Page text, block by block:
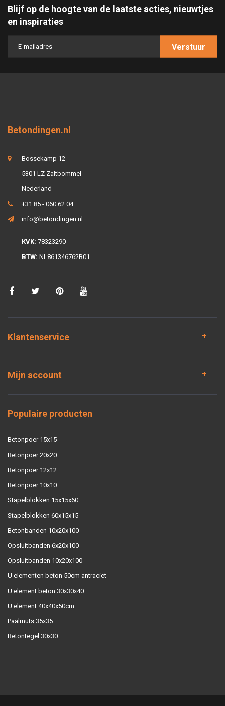
Blijf op de hoogte van de laatste acties, nieuwtjes
en inspiraties
Verstuur
Betondingen.nl
Bossekamp 12
5301 LZ Zaltbommel
Nederland
+31 85 - 060 62 04
info@betondingen.nl
KVK: 78323290
BTW: NL861346762B01
Klantenservice
Mijn account
Populaire producten
Betonpoer 15x15
Betonpoer 20x20
Betonpoer 12x12
Betonpoer 10x10
Stapelblokken 15x15x60
Stapelblokken 60x15x15
Betonbanden 10x20x100
Opsluitbanden 6x20x100
Opsluitbanden 10x20x100
U elementen beton 50cm antraciet
U element beton 30x30x40
U element 40x40x50cm
Paalmuts 35x35
Betontegel 30x30